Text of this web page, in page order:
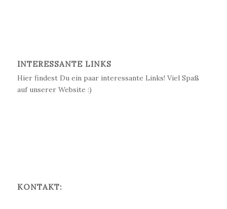
INTERESSANTE LINKS
Hier findest Du ein paar interessante Links! Viel Spaß
auf unserer Website :)
KONTAKT: